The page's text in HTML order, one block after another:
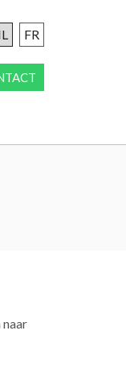
FR
naar